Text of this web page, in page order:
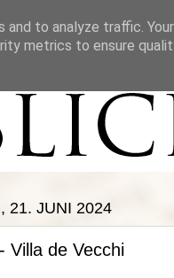
21. JUNI 2024
Villa de Vecchi
to analyze traffic.
metrics to ensure